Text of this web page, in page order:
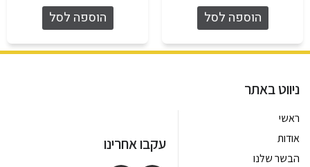
הוספה לסל הוספה לסל
ניווט באתר
ראשי
אודות
הבשר שלנו
עקבו אחרינו